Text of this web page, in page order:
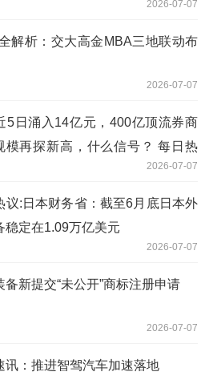
2026-07-07
解析：交大高金MBA三地联动布
2026-07-07
5日涌入14亿元，400亿顶流券商
模再探新高，什么信号？ 每日热
2026-07-07
议:日本财务省：截至6月底日本外
稳定在1.09万亿美元
2026-07-07
备新提交“未公开”商标注册申请
2026-07-07
讯：推进智驾汽车加速落地